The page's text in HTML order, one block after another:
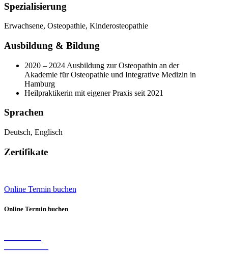
Spezialisierung
Erwachsene, Osteopathie, Kinderosteopathie
Ausbildung & Bildung
2020 – 2024 Ausbildung zur Osteopathin an der
Akademie für Osteopathie und Integrative Medizin in
Hamburg
Heilpraktikerin mit eigener Praxis seit 2021
Sprachen
Deutsch, Englisch
Zertifikate
Online Termin buchen
Online Termin buchen